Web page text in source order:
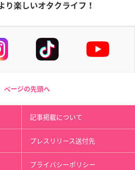
り楽しいオタクライフ！
ページの先頭へ
記事掲載について
プレスリリース送付先
プライバシーポリシー